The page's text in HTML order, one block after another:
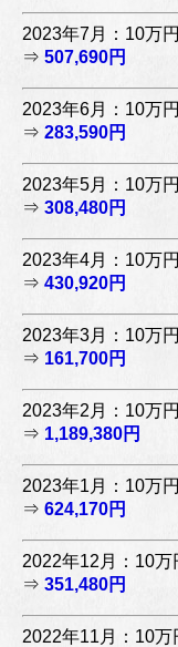
2023年7月：10万
⇒ 507,690円
2023年6月：10万
⇒ 283,590円
2023年5月：10万
⇒ 308,480円
2023年4月：10万
⇒ 430,920円
2023年3月：10万
⇒ 161,700円
2023年2月：10万
⇒ 1,189,380円
2023年1月：10万
⇒ 624,170円
2022年12月：10万
⇒ 351,480円
2022年11月：10万